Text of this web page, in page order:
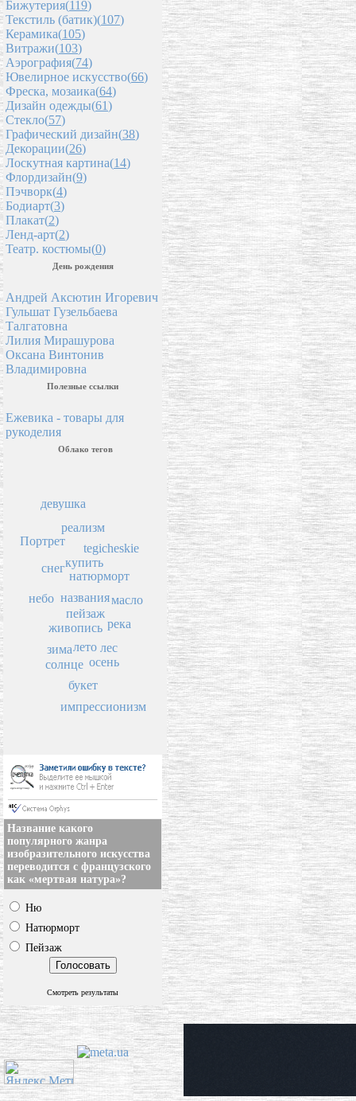
Бижутерия(119)
Текстиль (батик)(107)
Керамика(105)
Витражи(103)
Аэрография(74)
Ювелирное искусство(66)
Фреска, мозаика(64)
Дизайн одежды(61)
Стекло(57)
Графический дизайн(38)
Декорации(26)
Лоскутная картина(14)
Флордизайн(9)
Пэчворк(4)
Бодиарт(3)
Плакат(2)
Ленд-арт(2)
Театр. костюмы(0)
День рождения
Андрей Аксютин Игоревич
Гульшат Гузельбаева
Талгатовна
Лилия Мирашурова
Оксана Винтонив
Владимировна
Полезные ссылки
Ежевика - товары для
рукоделия
Облако тегов
пейзаж
названия
живопись
лето
натюрморт
купить
солнце
лес
зима
осень
букет
масло
река
снег
tegicheskie
реализм
небо
импрессионизм
Портрет
девушка
Название какого
популярного жанра
изобразительного искусства
переводится с французского
как «мертвая натура»?
Ню
Натюрморт
Пейзаж
Смотреть результаты